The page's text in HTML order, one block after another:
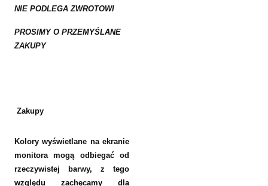
NIE PODLEGA ZWROTOWI
PROSIMY O PRZEMYŚLANE
ZAKUPY
Zakupy
Kolory wyświetlane na ekranie
monitora mogą odbiegać od
rzeczywistej barwy, z tego
względu zachęcamy dla